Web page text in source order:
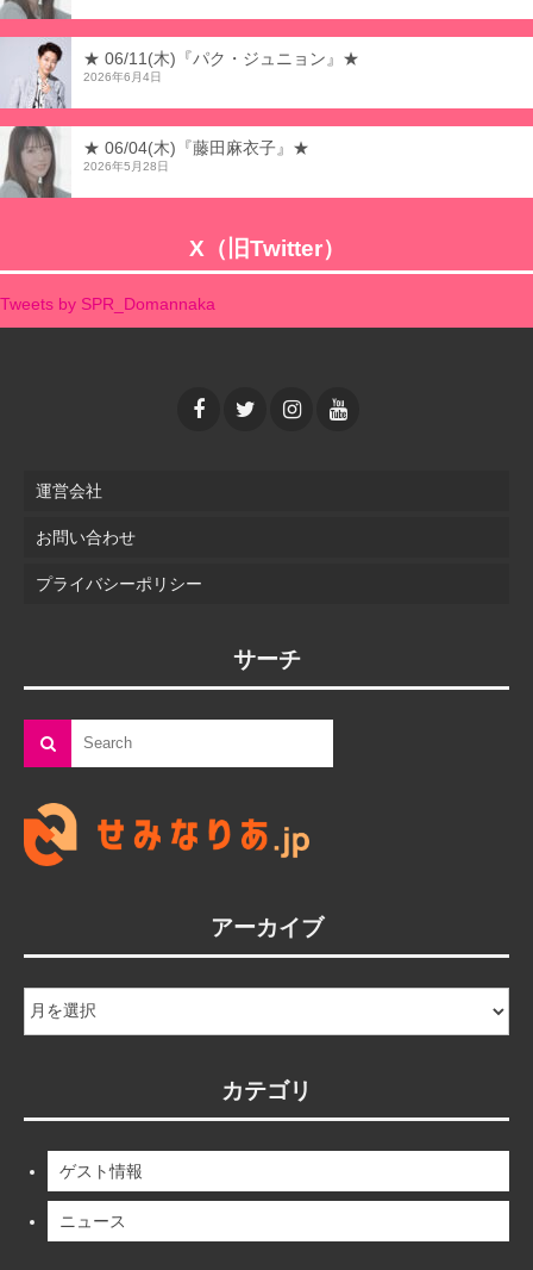
★ 06/11(木)『パク・ジュニョン』★
2026年6月4日
★ 06/04(木)『藤田麻衣子』★
2026年5月28日
X（旧Twitter）
Tweets by SPR_Domannaka
運営会社
お問い合わせ
プライバシーポリシー
サーチ
アーカイブ
ー
カテゴリ
ゲスト情報
ニュース